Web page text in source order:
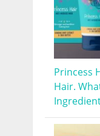
Princess
Hair.